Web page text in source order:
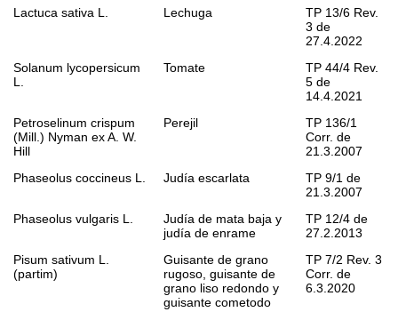
Lactuca sativa L. Lechuga
TP 13/6 Rev.
3 de
27.4.2022
Solanum lycopersicum
L.
Tomate
TP 44/4 Rev.
5 de
14.4.2021
Petroselinum crispum
(Mill.) Nyman ex A. W.
Hill
Perejil
TP 136/1
Corr. de
21.3.2007
Phaseolus coccineus L. Judía escarlata
TP 9/1 de
21.3.2007
Phaseolus vulgaris L.
Judía de mata baja y
judía de enrame
TP 12/4 de
27.2.2013
Pisum sativum L.
(partim)
Guisante de grano
rugoso, guisante de
grano liso redondo y
guisante cometodo
TP 7/2 Rev. 3
Corr. de
6.3.2020